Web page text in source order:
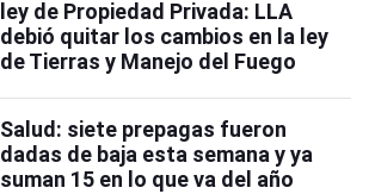
ley de Propiedad Privada: LLA
debió quitar los cambios en la ley
de Tierras y Manejo del Fuego
Salud: siete prepagas fueron
dadas de baja esta semana y ya
suman 15 en lo que va del año